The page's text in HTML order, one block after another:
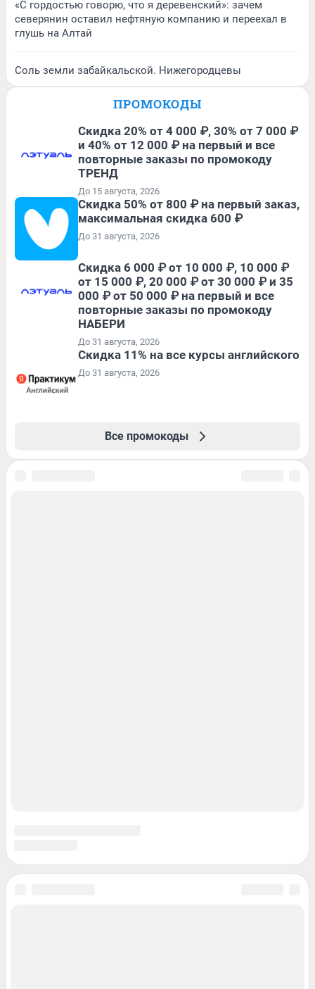
«С гордостью говорю, что я деревенский»: зачем
северянин оставил нефтяную компанию и переехал в
глушь на Алтай
Соль земли забайкальской. Нижегородцевы
ПРОМОКОДЫ
Скидка 20% от 4 000 ₽, 30% от 7 000 ₽
и 40% от 12 000 ₽ на первый и все
повторные заказы по промокоду
ТРЕНД
До 15 августа, 2026
Скидка 50% от 800 ₽ на первый заказ,
максимальная скидка 600 ₽
До 31 августа, 2026
Скидка 6 000 ₽ от 10 000 ₽, 10 000 ₽
от 15 000 ₽, 20 000 ₽ от 30 000 ₽ и 35
000 ₽ от 50 000 ₽ на первый и все
повторные заказы по промокоду
НАБЕРИ
До 31 августа, 2026
Скидка 11% на все курсы английского
До 31 августа, 2026
Все промокоды